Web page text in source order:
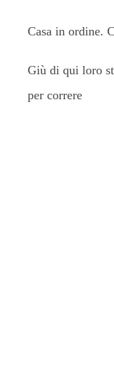
Casa in ordine.
Giù di qui loro
per correre